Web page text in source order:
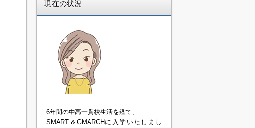
現在の状況
6年間の中高一貫校生活を経て、
SMART＆GMARCHに入学いたしまし